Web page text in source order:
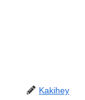
Kakihey